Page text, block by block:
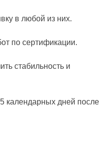
в любой из них.
по сертификации.
стабильность и
календарных дней после